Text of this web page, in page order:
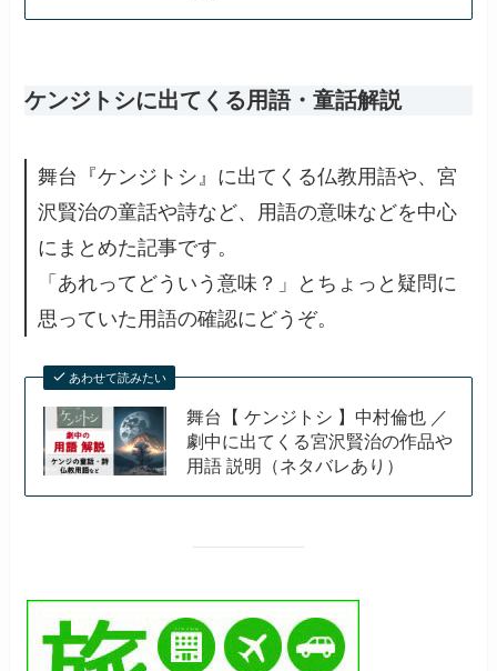
ケンジトシに出てくる用語・童話解説
舞台『ケンジトシ』に出てくる仏教用語や、宮
沢賢治の童話や詩など、用語の意味などを中心
にまとめた記事です。
「あれってどういう意味？」とちょっと疑問に
思っていた用語の確認にどうぞ。
あわせて読みたい
舞台【 ケンジトシ 】中村倫也 ／
劇中に出てくる宮沢賢治の作品や
用語 説明（ネタバレあり）